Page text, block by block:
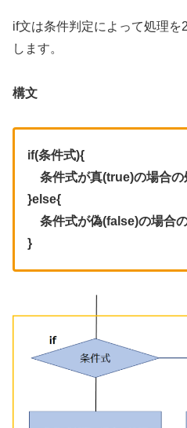
if文は条件判定によって処理を
します。
構文
if(条件式){
条件式が真(true)の場合の
}else{
条件式が偽(false)の場合
}